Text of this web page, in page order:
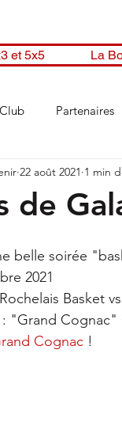
et 5x5 La
Partenaires
de
22 août 2021 1 min
belle soirée
2021
Basket
"Grand Cognac"
Cognac !